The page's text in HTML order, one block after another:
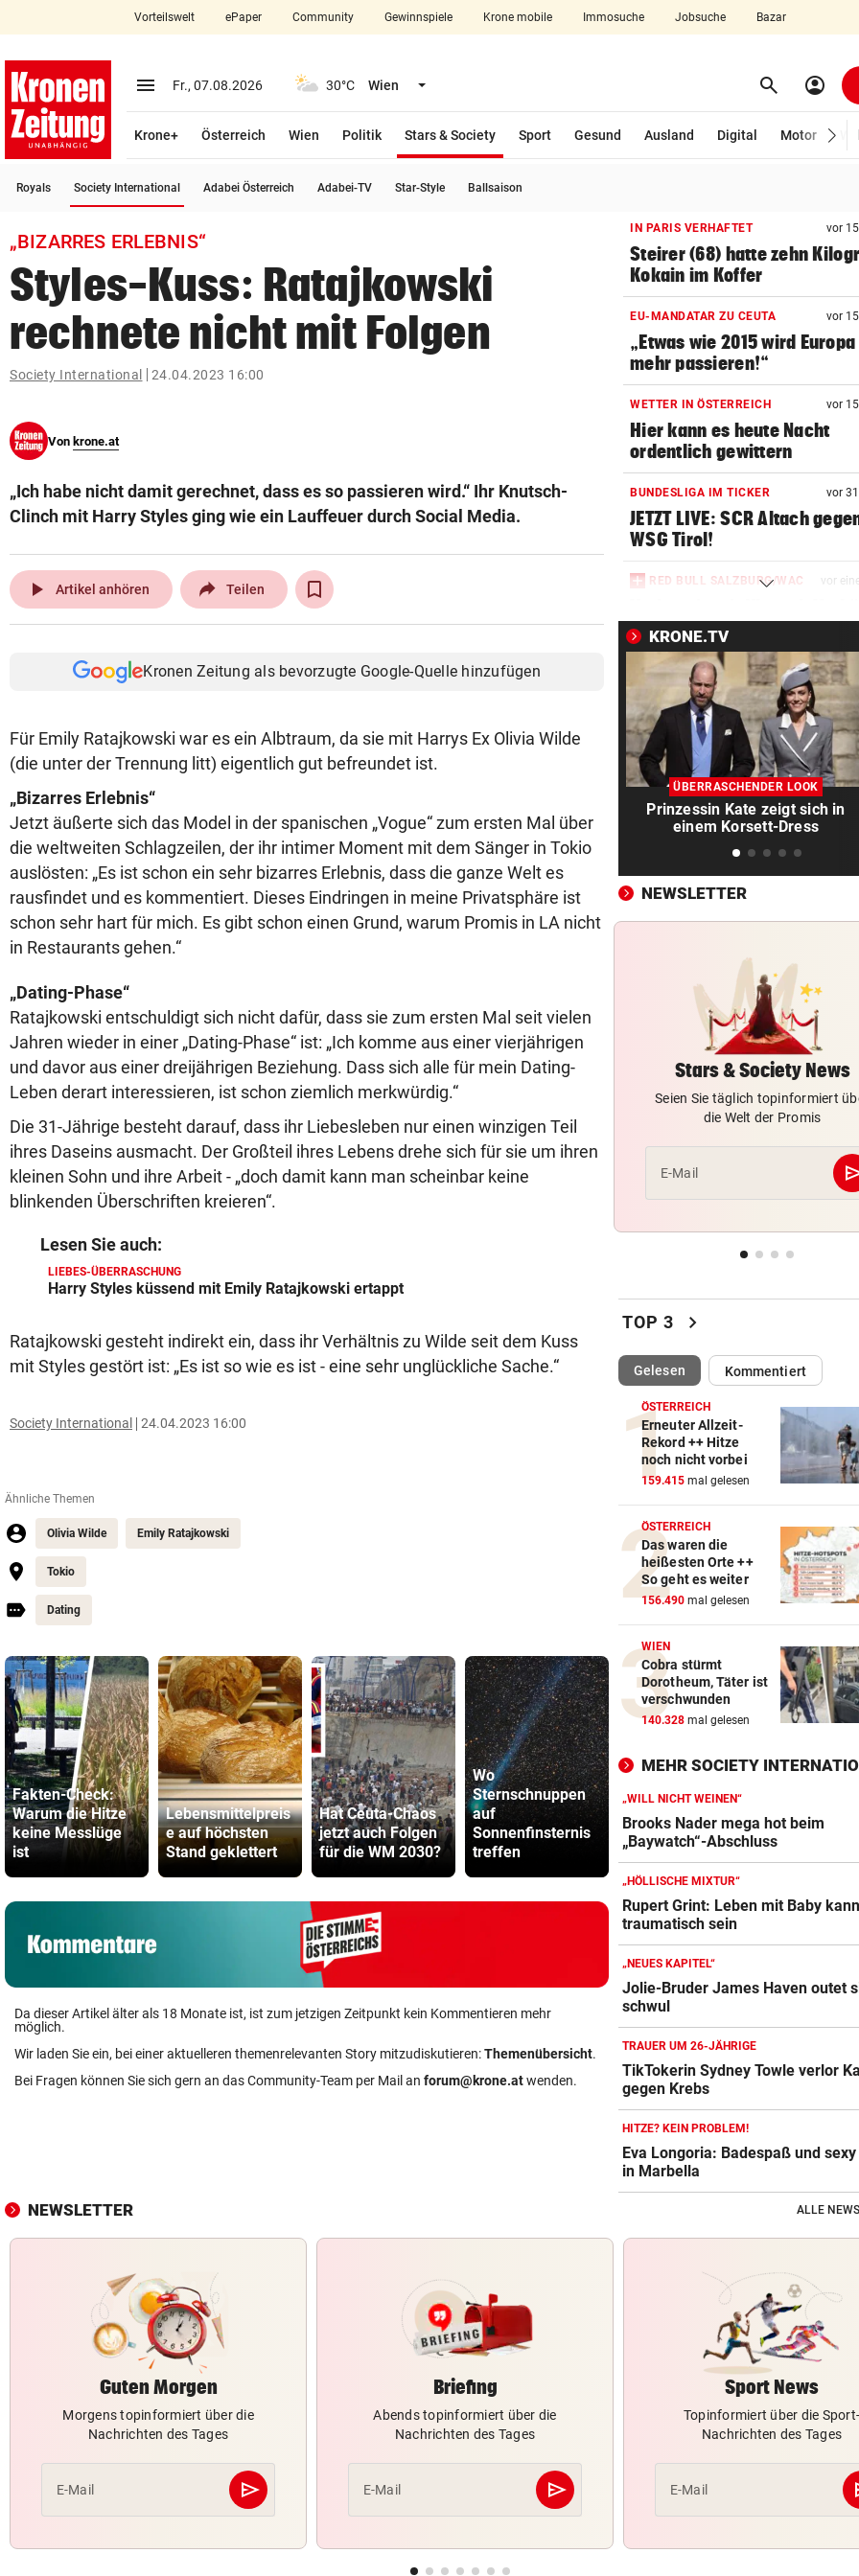
closeSchließen
account_circle Anmelden
arrow_right
Wien
search
Suchbegriff
eingeben
© Krone Multimedia GmbH & Co KG 2026
Vorteilswelt ePaper Community Gewinnspiele Krone mobile Immosuche Jobsuche Bazar
menu Menü aufklappen
Fr., 07.08.2026 30°C Wien Menü aufklappen search Suchen
account_circle
Krone+ Österreich Wien Politik Stars & Society
Sport
Gesund Ausland Digital Motor
Royals Society International Adabei Österreich Adabei-TV Star-Style Ballsaison
„BIZARRES ERLEBNIS“
Styles-Kuss: Ratajkowski
rechnete nicht mit Folgen
Society International 24.04.2023 16:00
Von krone.at
„Ich habe nicht damit gerechnet, dass es so passieren wird.“ Ihr Knutsch-
Clinch mit Harry Styles ging wie ein Lauffeuer durch Social Media.
play_arrow Artikel anhören Teilen
Kronen Zeitung als bevorzugte Google-Quelle hinzufügen
Für Emily Ratajkowski war es ein Albtraum, da sie mit Harrys Ex Olivia Wilde
(die unter der Trennung litt) eigentlich gut befreundet ist.
„Bizarres Erlebnis“
Jetzt äußerte sich das Model in der spanischen „Vogue“ zum ersten Mal über
die weltweiten Schlagzeilen, der ihr intimer Moment mit dem Sänger in Tokio
auslösten: „Es ist schon ein sehr bizarres Erlebnis, dass die ganze Welt es
rausfindet und es kommentiert. Dieses Eindringen in meine Privatsphäre ist
schon sehr hart für mich. Es gibt schon einen Grund, warum Promis in LA nicht
in Restaurants gehen.“
„Dating-Phase“
Ratajkowski entschuldigt sich nicht dafür, dass sie zum ersten Mal seit vielen
Jahren wieder in einer „Dating-Phase“ ist: „Ich komme aus einer vierjährigen
und davor aus einer dreijährigen Beziehung. Dass sich alle für mein Dating-
Leben derart interessieren, ist schon ziemlich merkwürdig.“
Die 31-Jährige besteht darauf, dass ihr Liebesleben nur einen winzigen Teil
ihres Daseins ausmacht. Der Großteil ihres Lebens drehe sich für sie um ihren
kleinen Sohn und ihre Arbeit - „doch damit kann man scheinbar keine
blinkenden Überschriften kreieren“.
Lesen Sie auch:
LIEBES-ÜBERRASCHUNG
Harry Styles küssend mit Emily Ratajkowski ertappt
Ratajkowski gesteht indirekt ein, dass ihr Verhältnis zu Wilde seit dem Kuss
mit Styles gestört ist: „Es ist so wie es ist - eine sehr unglückliche Sache.“
Society International 24.04.2023 16:00
Ähnliche Themen
Olivia Wilde Emily Ratajkowski
Tokio
Dating
Fakten-Check:
Warum die Hitze
keine Messlüge
ist
Lebensmittelpreis
e auf höchsten
Stand geklettert
Hat Ceuta-Chaos
jetzt auch Folgen
für die WM 2030?
Wo
Sternschnuppen
auf
Sonnenfinsternis
treffen
Steirische ÖVP-
Chefin kritisiert
den
Bundeskanzler
ÖBB-
„Haben uns
Da dieser Artikel älter als 18 Monate ist, ist zum jetzigen Zeitpunkt kein Kommentieren mehr
möglich.
Wir laden Sie ein, bei einer aktuelleren themenrelevanten Story mitzudiskutieren:Themenübersicht.
Bei Fragen können Sie sich gern an das Community-Team per Mail an forum@krone.atwenden.
IN PARIS VERHAFTET vor
Steirer (68) hatte zehn
Kokain im Koffer
EU-MANDATAR ZU CEUTA vor
„Etwas wie 2015 wird
mehr passieren!“
WETTER IN ÖSTERREICH vor
Hier kann es heute Nacht
ordentlich gewittern
BUNDESLIGA IM TICKER vor
JETZT LIVE: SCR Altach
WSG Tirol!
RED BULL SALZBURG/WAC vor
am Prüfstand
VARIABLE OFFENSIVE vor
Rapids System? „Lassen den
Jungs alle Freiheiten!“
SZENE SETZT SICH FEST vor
Drogenhandel explodiert im
Wiener Bezirk Mariahilf
Diese drei Länder schlossen
Militär-Bündnis
Polin Niewiadoma
Mont Ventoux
BIS ZU 10.000 EURO
Diese Fehler kosten im
Vermögen
VIERER-TURNIER STARTET
PERSONALMANGEL vor
Aussagen von Thaler sorgen
Gericht für Staunen
BEQUEM NACH VENEDIG?
ÖBB-Odyssee: „Haben uns
sterben lassen“
VERHEERENDE UNWETTER vor
Der Tag danach: „Es sieht
am Schlachtfeld“
OBJEKTIVE BEWERTUNGEN? vor
Polit-Streit um Millionen
der Landeskassa
AUSTRIA WIEN
Mutiges Hollywood wird zur
violetten Realität
SCHONUNG ANGESAGT vor
erfolgreich verlaufen!
VOR FOOTBALL-MATCH
Wikinger entern Museum:
hat Spaß gemacht!“
31 GRAD IN ITALIEN vor 2
Mittelmeer erreicht immer
neue Höchstwerte
KRONE.TV
ÜBERRASCHENDER LOOK
Prinzessin Kate zeigt sich in
einem Korsett-Dress
NEWSLETTER
Stars & Society News
Seien Sie täglich topinformiert
die Welt der Promis
E-Mail
TOP 3 chevron_right
Gelesen(ausgewählt)Kommentiert
ÖSTERREICH
Erneuter Allzeit-
Rekord ++ Hitze
noch nicht vorbei
159.415 mal gelesen
ÖSTERREICH
Das waren die
heißesten Orte ++
So geht es weiter
156.490 mal gelesen
WIEN
Cobra stürmt
Dorotheum, Täter ist
verschwunden
140.328 mal gelesen
MEHR SOCIETY
„WILL NICHT WEINEN“
Brooks Nader mega hot beim
„Baywatch“-Abschluss
„HÖLLISCHE MIXTUR“
Rupert Grint: Leben mit Baby kann
traumatisch sein
„NEUES KAPITEL“
Jolie-Bruder James Haven outet
schwul
TRAUER UM 26-JÄHRIGE
TikTokerin Sydney Towle verlor
gegen Krebs
HITZE? KEIN PROBLEM!
Eva Longoria: Badespaß und
in Marbella
NEWSLETTER ALLE
Guten Morgen
Morgens topinformiert über die
Nachrichten des Tages
E-Mail send
Abschicken
Briefing
Abends topinformiert über die
Nachrichten des Tages
E-Mail send
Abschicken
Sport News
Topinformiert über die Sport-
Nachrichten des Tages
E-Mail